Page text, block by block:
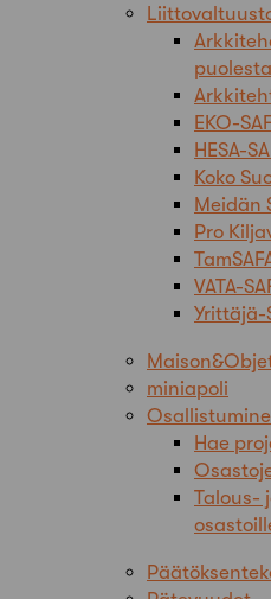
EKO-
HESA-
Koko
Meidän
Pro
VATA-
Yrittäjä-
miniapoli
Hae
Talous-